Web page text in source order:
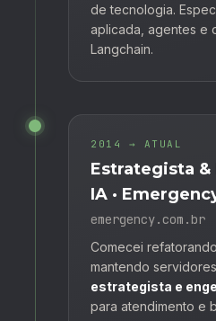
de tecnologia.
aplicada, agentes e
Langchain.
2014 → ATUAL
Estrategista
IA ·
emergency.com.br
Comecei
mantendo
estrategista e
para atendimento e